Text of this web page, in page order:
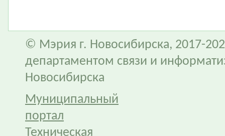
© Мэрия г. Новосибирска, 2017-
департаментом связи и
Новосибирска
Муниципальный
портал
Техническая